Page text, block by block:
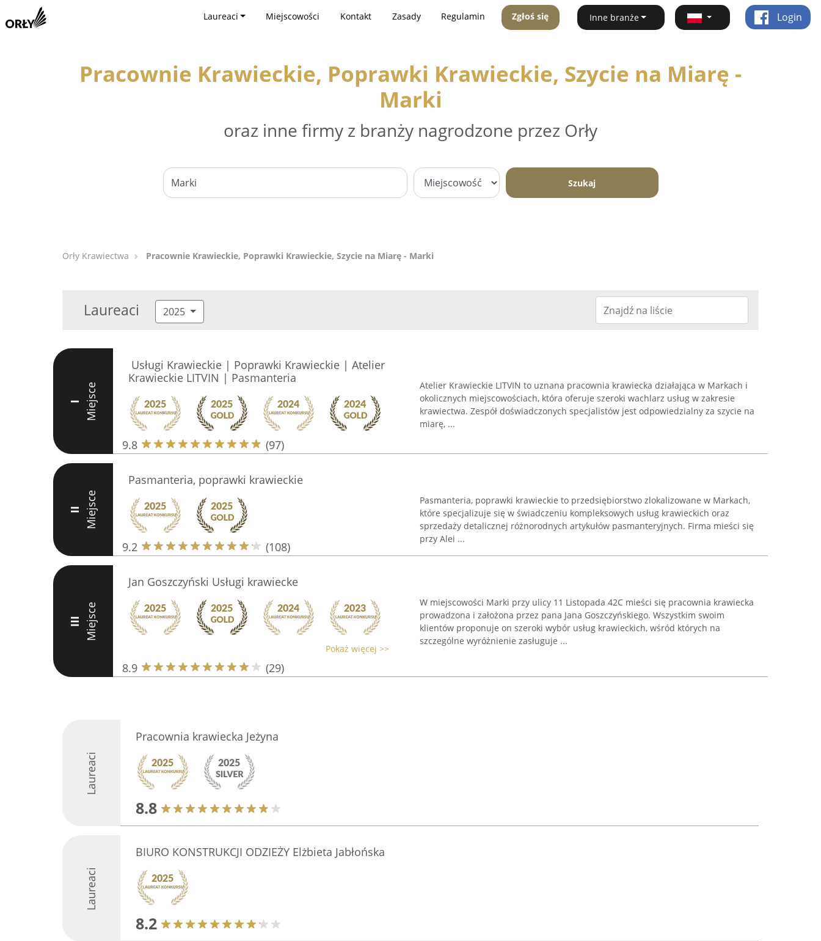
Laureaci Miejscowości Kontakt Zasady Regulamin Zgłoś się Inne branże Login
Pracownie Krawieckie, Poprawki Krawieckie, Szycie na Miarę -
Marki
oraz inne firmy z branży nagrodzone przez Orły
Szukaj
Orły Krawiectwa Pracownie Krawieckie, Poprawki Krawieckie, Szycie na Miarę - Marki
Laureaci 2025
I Miejsce
️ Usługi Krawieckie | Poprawki Krawieckie | Atelier
Krawieckie LITVIN | Pasmanteria
9.8 (97)
Atelier Krawieckie LITVIN to uznana pracownia krawiecka działająca w Markach i
okolicznych miejscowościach, która oferuje szeroki wachlarz usług w zakresie
krawiectwa. Zespół doświadczonych specjalistów jest odpowiedzialny za szycie na
miarę, ...
II Miejsce
Pasmanteria, poprawki krawieckie
9.2 (108)
Pasmanteria, poprawki krawieckie to przedsiębiorstwo zlokalizowane w Markach,
które specjalizuje się w świadczeniu kompleksowych usług krawieckich oraz
sprzedaży detalicznej różnorodnych artykułów pasmanteryjnych. Firma mieści się
przy Alei ...
III Miejsce
Jan Goszczyński Usługi krawiecke
Pokaż więcej >>
8.9 (29)
W miejscowości Marki przy ulicy 11 Listopada 42C mieści się pracownia krawiecka
prowadzona i założona przez pana Jana Goszczyńskiego. Wszystkim swoim
klientów proponuje on szeroki wybór usług krawieckich, wśród których na
szczególne wyróżnienie zasługuje ...
Laureaci
Pracownia krawiecka Jeżyna
8.8
Laureaci
BIURO KONSTRUKCJI ODZIEŻY Elżbieta Jabłońska
8.2